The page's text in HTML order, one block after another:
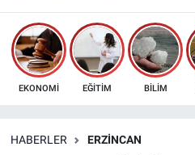
EKONOMİ EĞİTİM BİLİM
HABERLER ERZINCAN
ERZİNCAN
SAĞLIK